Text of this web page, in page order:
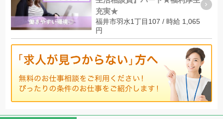
充実★
福井市羽水1丁目107 / 時給 1,065
円